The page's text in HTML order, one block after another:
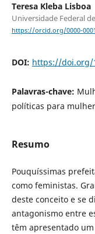
Teresa Kleba Lisboa
Universidade Federal
https://orcid.org/0000-
DOI: https://doi.org/
Palavras-chave:
políticas para
Resumo
Pouquíssimas
como feministas.
deste conceito e se
antagonismo entre
têm apresentado